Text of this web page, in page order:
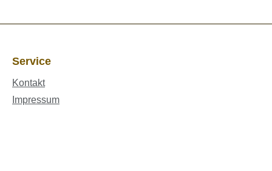
Service
Kontakt
Impressum